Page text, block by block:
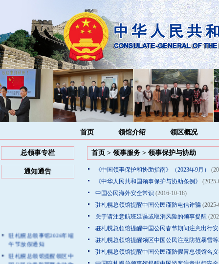
首页 领馆介绍 领区概况
总领事专栏
通知通告
驻札幌总领事馆2026年端
午节放假通知
驻札幌总领馆提醒领区中
首页> 领事服务> 领事保护与协助
《中国领事保护和协助指南》（2023年9月）
《中华人民共和国领事保护与协助条例》
中国公民海外安全常识 (2016-10-18)
驻札幌总领馆提醒中国公民谨防电信诈骗(2025-
关于请注意航班延误或取消风险的领事提醒
驻札幌总领馆提醒中国公民春节期间注意出行
驻札幌总领馆提醒领区中国公民注意防范暴雪
驻札幌总领馆提醒中国公民谨防假冒总领馆名